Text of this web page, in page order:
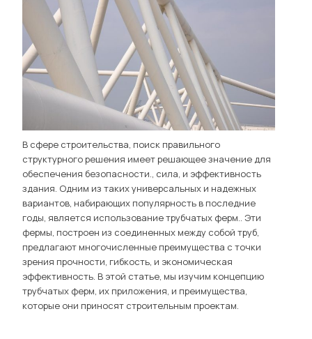
В сфере строительства, поиск правильного
структурного решения имеет решающее значение для
обеспечения безопасности., сила, и эффективность
здания. Одним из таких универсальных и надежных
вариантов, набирающих популярность в последние
годы, является использование трубчатых ферм.. Эти
фермы, построен из соединенных между собой труб,
предлагают многочисленные преимущества с точки
зрения прочности, гибкость, и экономическая
эффективность. В этой статье, мы изучим концепцию
трубчатых ферм, их приложения, и преимущества,
которые они приносят строительным проектам.